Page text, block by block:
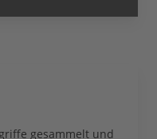
gesammelt und